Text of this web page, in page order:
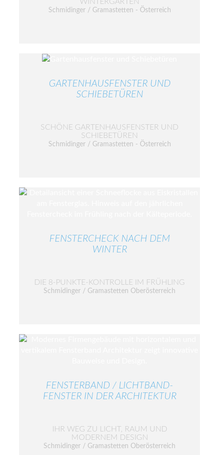
WINTERGARTEN
Schmidinger / Gramastetten - Österreich
GARTENHAUSFENSTER UND
SCHIEBETÜREN
SCHÖNE GARTENHAUSFENSTER UND
SCHIEBETÜREN
Schmidinger / Gramastetten - Österreich
FENSTERCHECK NACH DEM
WINTER
DIE 8-PUNKTE-KONTROLLE IM FRÜHLING
Schmidinger / Gramastetten Oberösterreich
FENSTERBAND / LICHTBAND-
FENSTER IN DER ARCHITEKTUR
IHR WEG ZU LICHT, RAUM UND
MODERNEM DESIGN
Schmidinger / Gramastetten Oberösterreich